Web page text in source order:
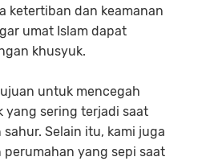
ketertiban dan keamanan
umat Islam dapat
khusyuk.
untuk mencegah
yang sering terjadi saat
Selain itu, kami juga
yang sepi saat